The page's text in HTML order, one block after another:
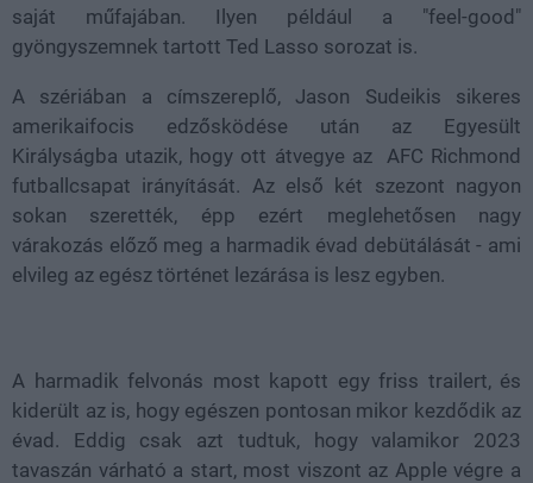
saját műfajában. Ilyen például a "feel-good"
gyöngyszemnek tartott Ted Lasso sorozat is.
A szériában a címszereplő, Jason Sudeikis sikeres
amerikaifocis edzősködése után az Egyesült
Királyságba utazik, hogy ott átvegye az AFC Richmond
futballcsapat irányítását. Az első két szezont nagyon
sokan szerették, épp ezért meglehetősen nagy
várakozás előző meg a harmadik évad debütálását - ami
elvileg az egész történet lezárása is lesz egyben.
A harmadik felvonás most kapott egy friss trailert, és
kiderült az is, hogy egészen pontosan mikor kezdődik az
évad. Eddig csak azt tudtuk, hogy valamikor 2023
tavaszán várható a start, most viszont az Apple végre a